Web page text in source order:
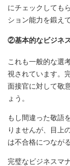
にチェックしても
ション能力を鍛え
②基本的なビジネ
これも一般的な選
視されています。
面接官に対して敬
ょう。
もし間違った敬語
りませんが、目上
は不合格につなが
完璧なビジネスマ